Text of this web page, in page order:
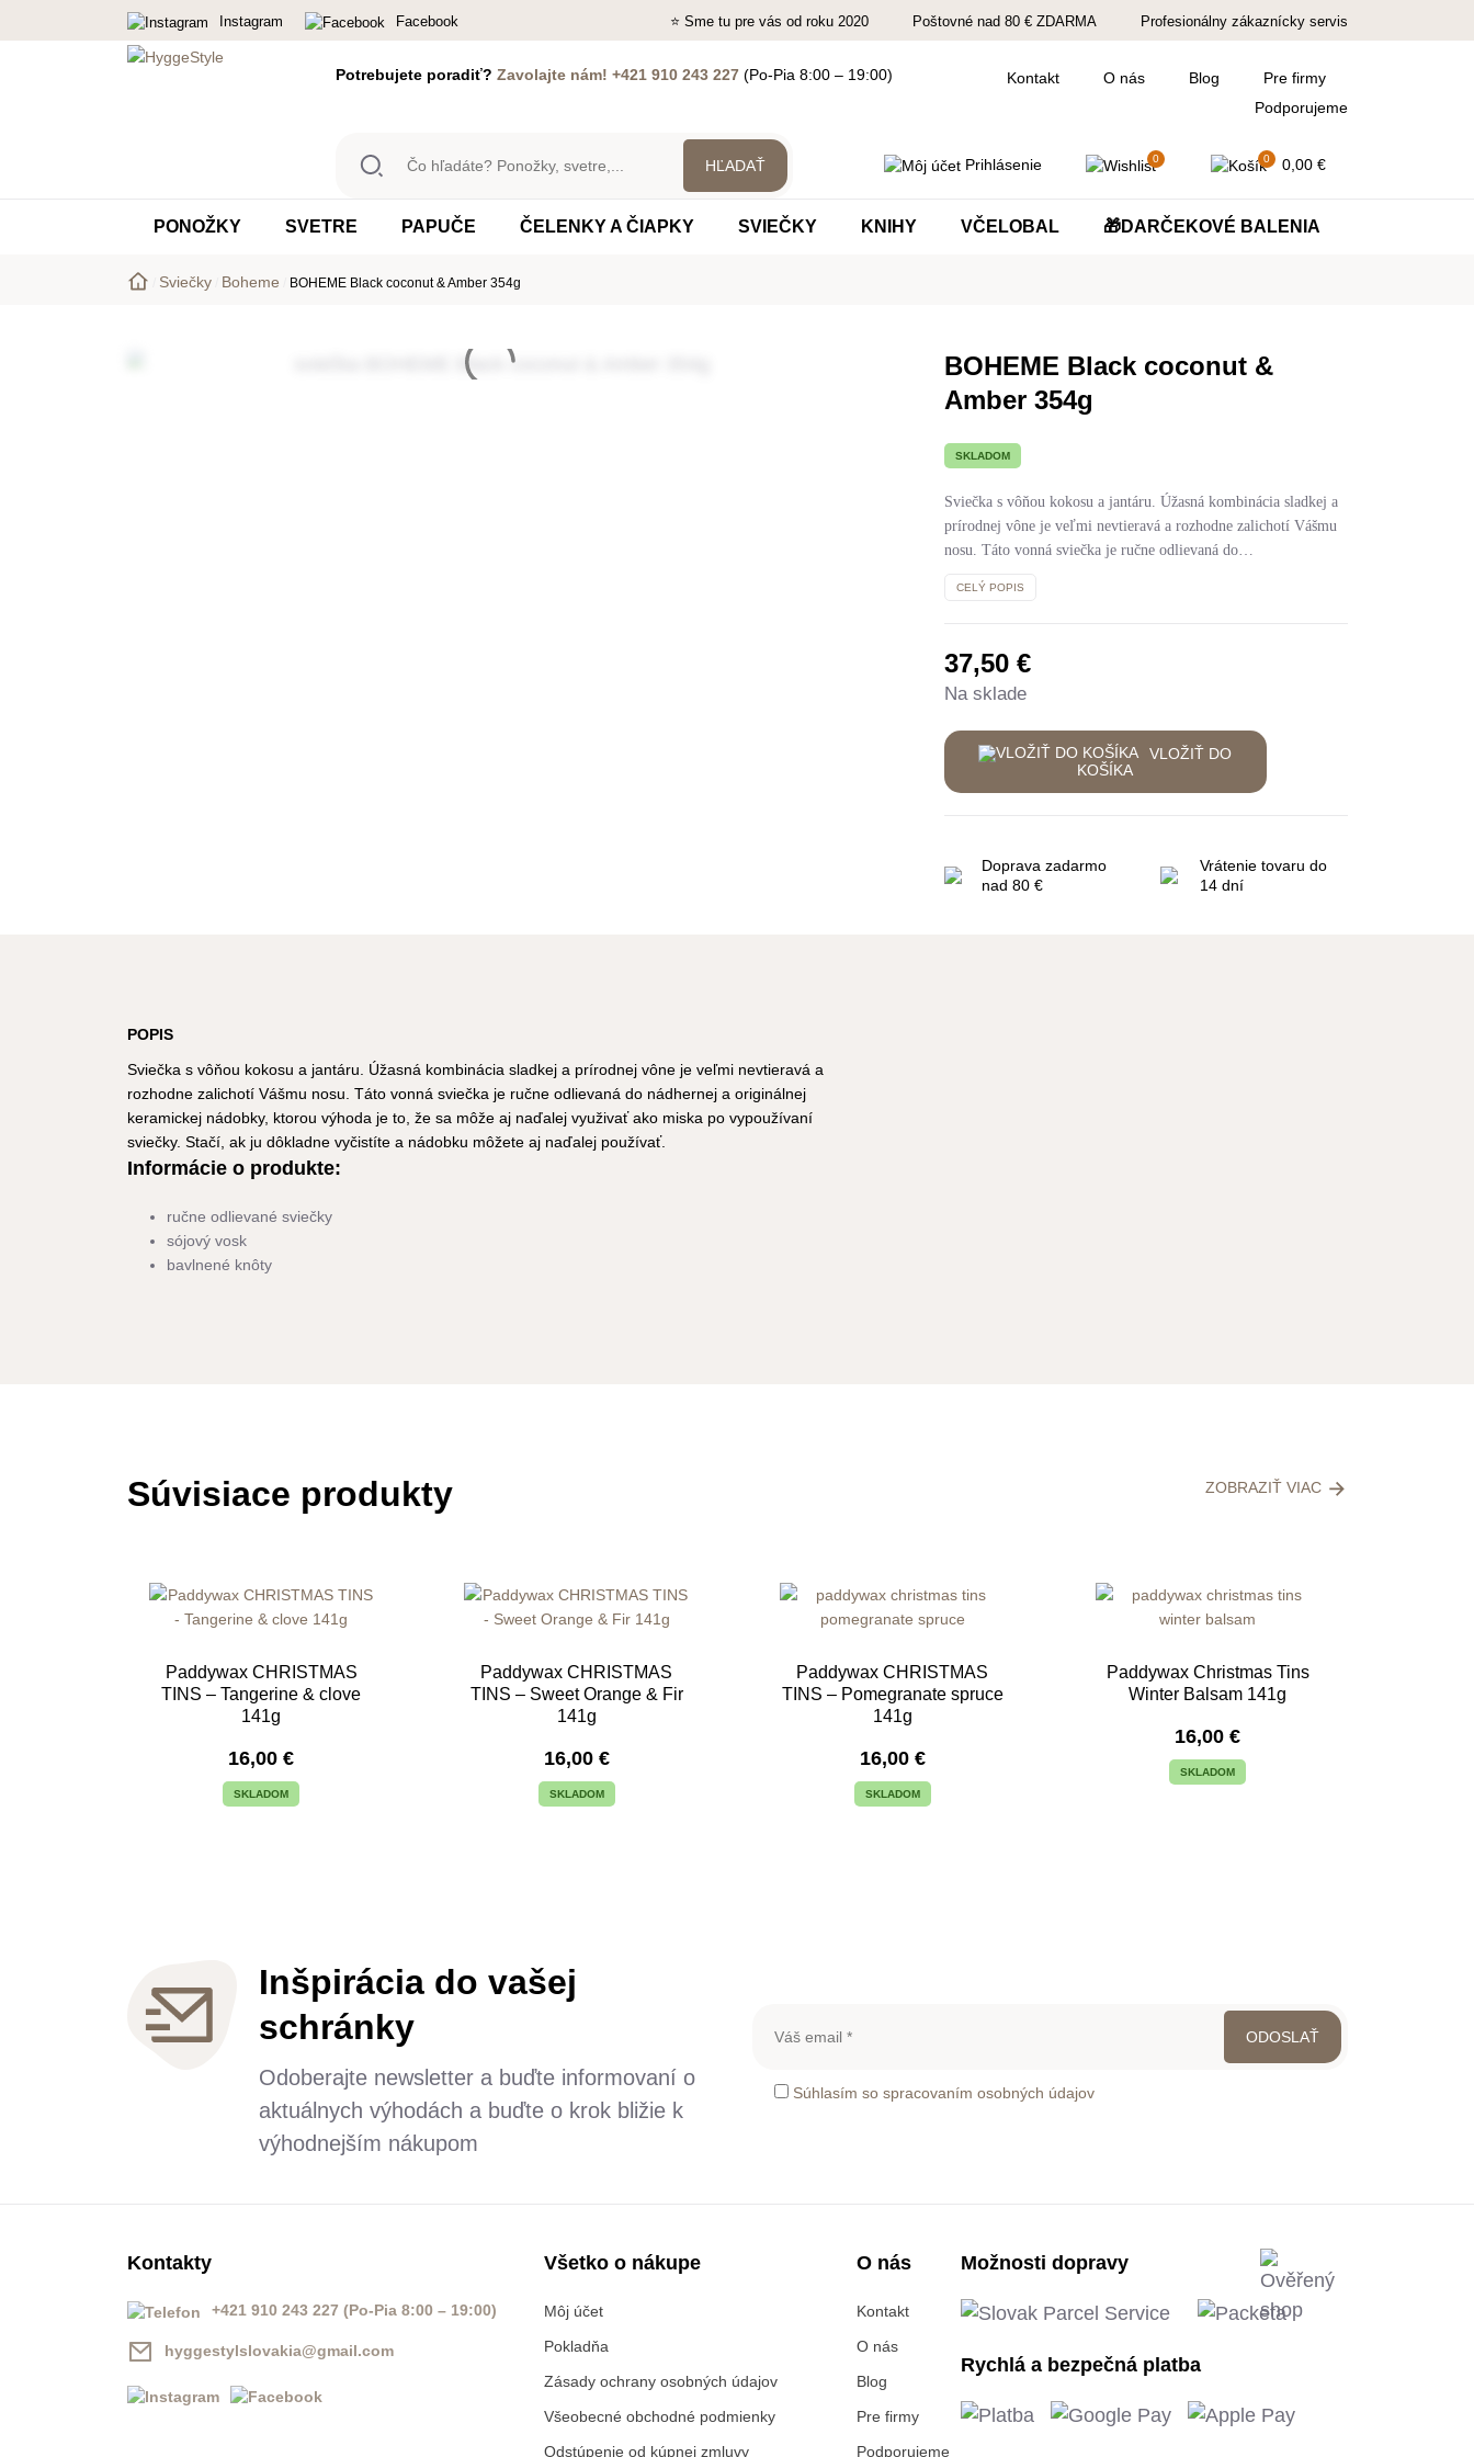
Instagram Facebook ⭐ Sme tu pre vás od roku 2020 Poštovné nad 80 € ZDARMA Profesionálny zákaznícky servis
Potrebujete poradiť? Zavolajte nám! +421 910 243 227(Po-Pia 8:00 – 19:00) Kontakt O nás Blog
Pre firmy
Podporujeme
Čo
hľadáte?
Prihlásenie 0 0 0,00 €
PONOŽKY SVETRE PAPUČE ČELENKY A ČIAPKY SVIEČKY KNIHY VČELOBAL 🎁DARČEKOVÉ BALENIA
Sviečky Boheme BOHEME Black coconut & Amber 354g
BOHEME Black coconut &
Amber 354g
SKLADOM
Sviečka s vôňou kokosu a jantáru. Úžasná kombinácia sladkej a
prírodnej vône je veľmi nevtieravá a rozhodne zalichotí Vášmu
nosu. Táto vonná sviečka je ručne odlievaná do…
CELÝ POPIS
37,50€
Na sklade
VLOŽIŤ DO
KOŠÍKA
Doprava zadarmo
nad 80 €
Vrátenie tovaru do
14 dní
POPIS
Sviečka s vôňou kokosu a jantáru. Úžasná kombinácia sladkej a prírodnej vône je veľmi nevtieravá a
rozhodne zalichotí Vášmu nosu. Táto vonná sviečka je ručne odlievaná do nádhernej a originálnej
keramickej nádobky, ktorou výhoda je to, že sa môže aj naďalej využivať ako miska po vypoužívaní
sviečky. Stačí, ak ju dôkladne vyčistíte a nádobku môžete aj naďalej používať.
Informácie o produkte:
ručne odlievané sviečky
sójový vosk
bavlnené knôty
Súvisiace produkty ZOBRAZIŤ VIAC
Paddywax CHRISTMAS
TINS – Tangerine & clove
141g
16,00€
SKLADOM
Paddywax CHRISTMAS
TINS – Sweet Orange & Fir
141g
16,00 €
SKLADOM
Paddywax CHRISTMAS
TINS – Pomegranate spruce
141g
16,00 €
SKLADOM
Paddywax Christmas Tins
Winter Balsam 141g
16,00€
SKLADOM
Inšpirácia do vašej
schránky
Odoberajte newsletter a buďte informovaní o
aktuálnych výhodách a buďte o krok bližie k
výhodnejším nákupom
Súhlasím so spracovaním osobných údajov
Kontakty
+421 910 243 227 (Po-Pia 8:00 – 19:00)
hyggestylslovakia@gmail.com
Všetko o nákupe
Môj účet
Pokladňa
Zásady ochrany osobných údajov
Všeobecné obchodné podmienky
Odstúpenie od kúpnej zmluvy
O nás
Kontakt
O nás
Blog
Pre firmy
Podporujeme
Možnosti dopravy
Rychlá a bezpečná platba